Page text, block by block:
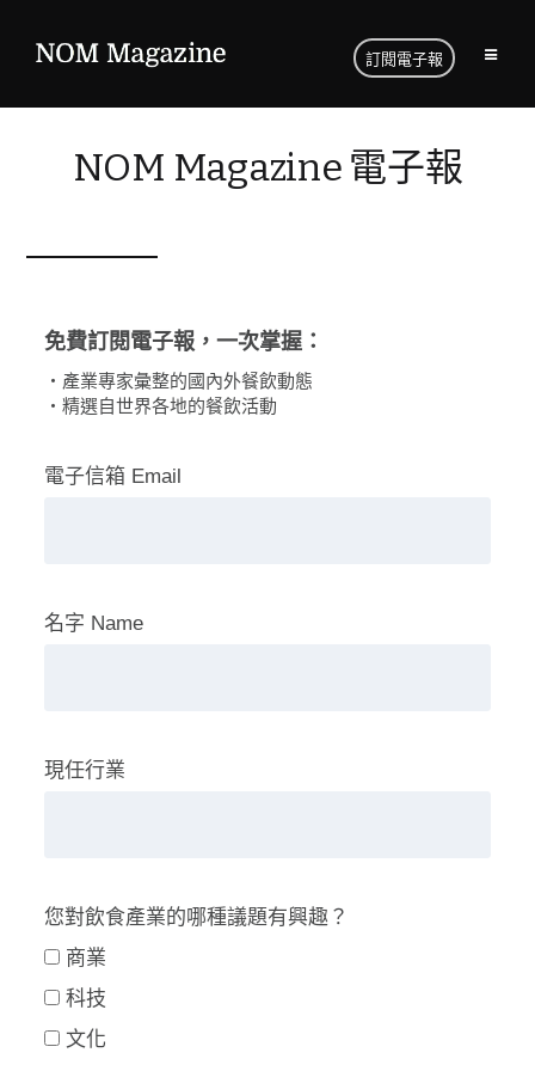
訂閱電子報
NOM Magazine 電子報
免費訂閱電子報，一次掌握：
・產業專家彙整的國內外餐飲動態
・精選自世界各地的餐飲活動
電子信箱 Email
名字 Name
現任行業
您對飲食產業的哪種議題有興趣？
商業
科技
文化